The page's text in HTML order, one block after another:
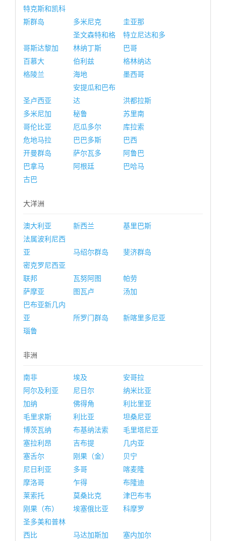
特克斯和凯科
斯群岛
多米尼克 圭亚那
哥斯达黎加
圣文森特和格
林纳丁斯
特立尼达和多
巴哥
百慕大
伯利兹
格林纳达
格陵兰
海地 墨西哥
圣卢西亚
安提瓜和巴布
达
洪都拉斯
多米尼加
秘鲁
苏里南
哥伦比亚
厄瓜多尔
库拉索
危地马拉
巴巴多斯
巴西
开曼群岛
萨尔瓦多
阿鲁巴
巴拿马
阿根廷
巴哈马
古巴
大洋洲
澳大利亚 新西兰
基里巴斯
法属波利尼西
亚
马绍尔群岛
斐济群岛
密克罗尼西亚
联邦
瓦努阿图
帕劳
萨摩亚
图瓦卢
汤加
巴布亚新几内
亚
所罗门群岛
新喀里多尼亚
瑙鲁
非洲
南非 埃及
安哥拉
阿尔及利亚
尼日尔
纳米比亚
加纳
佛得角
利比里亚
毛里求斯
利比亚
坦桑尼亚
博茨瓦纳
布基纳法索
毛里塔尼亚
塞拉利昂
吉布提
几内亚
塞舌尔
刚果（金）
贝宁
尼日利亚
多哥
喀麦隆
摩洛哥
乍得
布隆迪
莱索托
莫桑比克
津巴布韦
刚果（布）
埃塞俄比亚
科摩罗
圣多美和普林
西比
马达加斯加 塞内加尔